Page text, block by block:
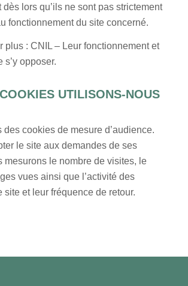
lors qu’ils ne sont pas strictement
fonctionnement du site concerné.
plus : CNIL – Leur fonctionnement et
s’y opposer.
UTILISONS-NOUS
des cookies de mesure d’audience.
le site aux demandes de ses
mesurons le nombre de visites, le
vues ainsi que l’activité des
site et leur fréquence de retour.